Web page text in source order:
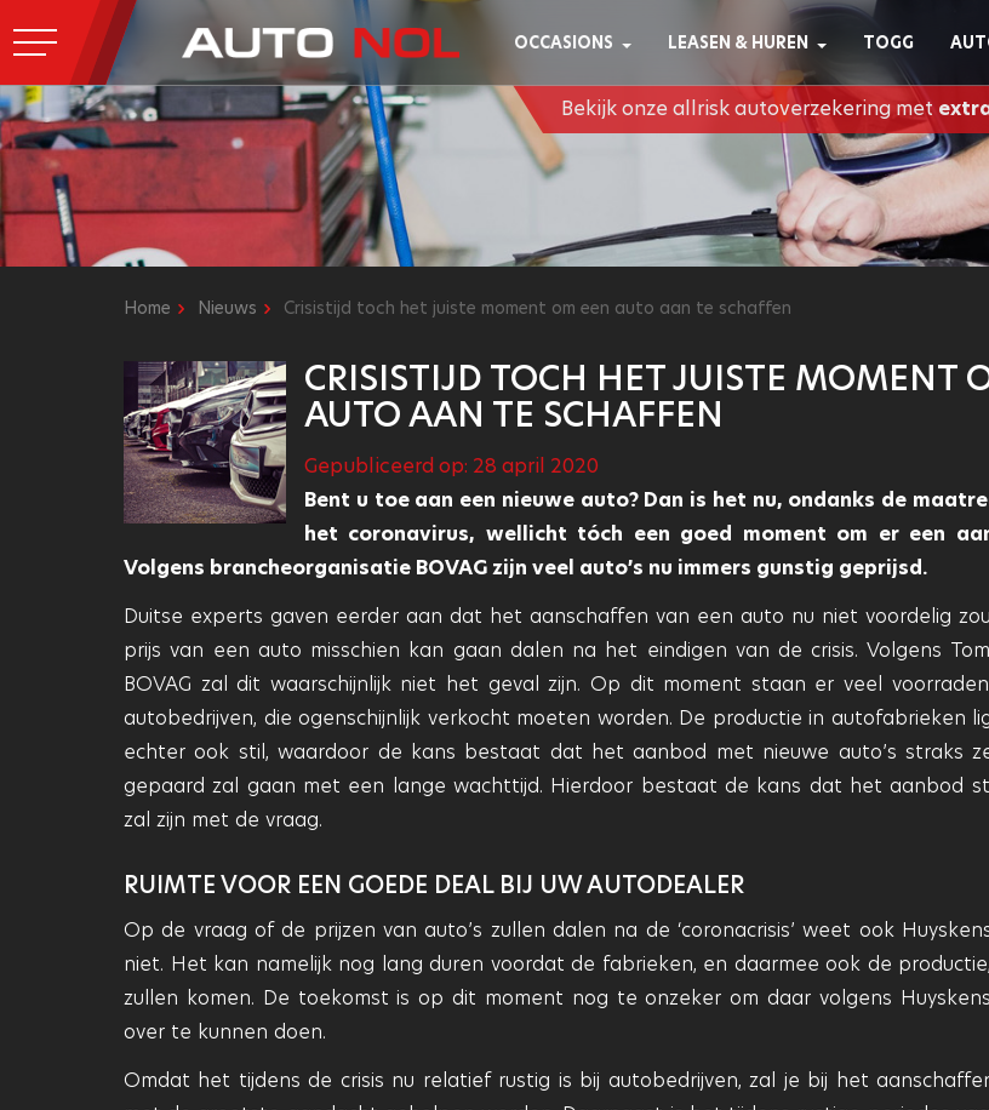
OCCASIONS LEASEN & HUREN TOGG
Bekijk onze allrisk autoverzekering met
Home Nieuws Crisistijd toch het juiste moment om een auto aan te schaffen
CRISISTIJD TOCH HET JUISTE MOMENT
AUTO AAN TE SCHAFFEN
Gepubliceerd op: 28 april 2020
Bent u toe aan een nieuwe auto? Dan is het nu, ondanks de
het coronavirus, wellicht tóch een goed moment om er een
Volgens brancheorganisatie BOVAG zijn veel auto’s nu immers gunstig geprijsd.
Duitse experts gaven eerder aan dat het aanschaffen van een auto nu niet voordelig
prijs van een auto misschien kan gaan dalen na het eindigen van de crisis. Volgens
BOVAG zal dit waarschijnlijk niet het geval zijn. Op dit moment staan er veel
autobedrijven, die ogenschijnlijk verkocht moeten worden. De productie in autofabrieken
echter ook stil, waardoor de kans bestaat dat het aanbod met nieuwe auto’s straks
gepaard zal gaan met een lange wachttijd. Hierdoor bestaat de kans dat het aanbod
zal zijn met de vraag.
RUIMTE VOOR EEN GOEDE DEAL BIJ UW AUTODEALER
Op de vraag of de prijzen van auto’s zullen dalen na de ‘coronacrisis’ weet ook
niet. Het kan namelijk nog lang duren voordat de fabrieken, en daarmee ook de
zullen komen. De toekomst is op dit moment nog te onzeker om daar volgens
over te kunnen doen.
Omdat het tijdens de crisis nu relatief rustig is bij autobedrijven, zal je bij het